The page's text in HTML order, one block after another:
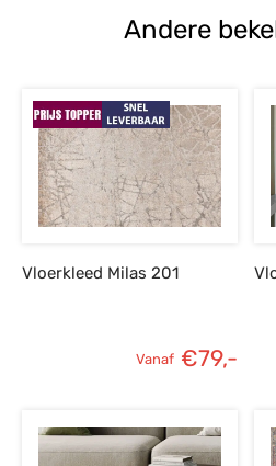
Andere
Vloerkleed Milas 201
Vanaf €79,-